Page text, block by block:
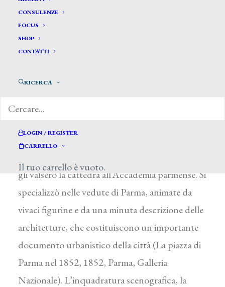
CONSULENZE
FOCUS
SHOP
CONTATTI
RICERCA
LOGIN / REGISTER
CARRELLO
Il tuo carrello è vuoto.
Marchesi Luigi *
MARCHESI LUIGI
Dal 1840 frequentò l’Accademia di Parma sotto
del 1850 poté compiere un soggiorno di studio
gli valsero la cattedra all’Accademia parmense. Si
specializzò nelle vedute di Parma, animate da
vivaci figurine e da una minuta descrizione delle
architetture, che costituiscono un importante
documento urbanistico della città (La piazza di
Parma nel 1852, 1852, Parma, Galleria
Nazionale). L’inquadratura scenografica, la